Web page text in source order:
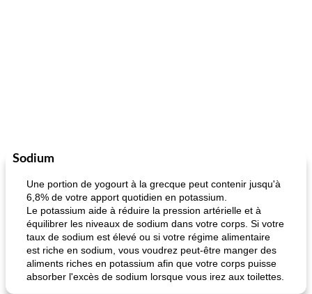
Sodium
Une portion de yogourt à la grecque peut contenir jusqu'à
6,8% de votre apport quotidien en potassium.
Le potassium aide à réduire la pression artérielle et à
équilibrer les niveaux de sodium dans votre corps. Si votre
taux de sodium est élevé ou si votre régime alimentaire
est riche en sodium, vous voudrez peut-être manger des
aliments riches en potassium afin que votre corps puisse
absorber l'excès de sodium lorsque vous irez aux toilettes.